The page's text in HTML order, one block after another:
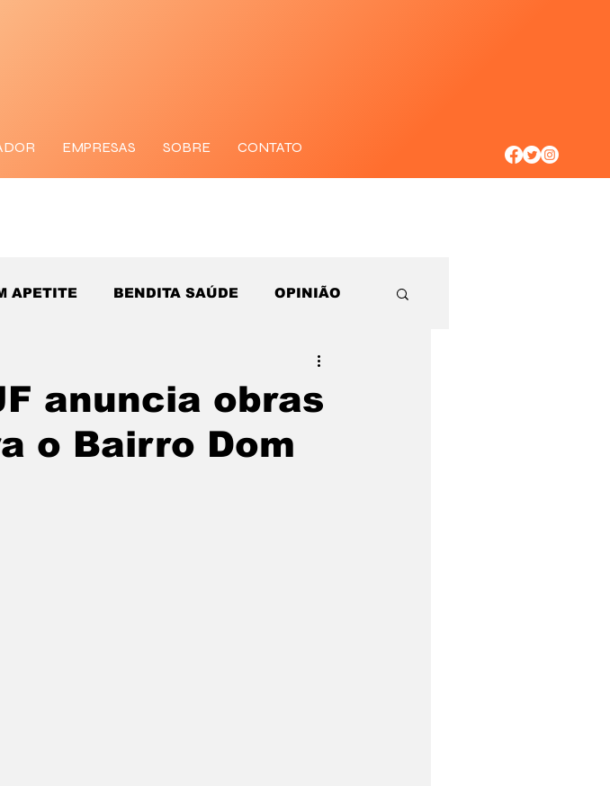
EMPRESAS SOBRE CONTATO
APETITE BENDITA SAÚDE OPINIÃO
anuncia obras
o Bairro Dom